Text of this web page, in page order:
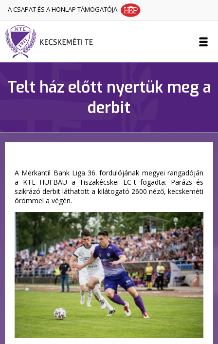
A CSAPAT ÉS A HONLAP TÁMOGATÓJA:
Telt ház előtt nyertük meg a
derbit
A Merkantil Bank Liga 36. fordulójának megyei rangadóján
a KTE HUFBAU a Tiszakécskei LC-t fogadta. Parázs és
szikrázó derbit láthatott a kilátogató 2600 néző, kecskeméti
örömmel a végén.